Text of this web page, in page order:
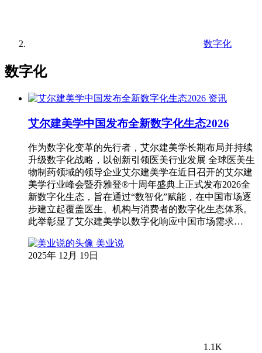
数字化
数字化
资讯
艾尔建美学中国发布全新数字化生态2026
作为数字化变革的先行者，艾尔建美学长期布局并持续
升级数字化战略，以创新引领医美行业发展 ​​全球医美生
物制药领域的领导企业艾尔建美学在近日召开的艾尔建
美学行业峰会暨乔雅登®十周年盛典上正式发布2026全
新数字化生态，旨在通过“数智化”赋能，在中国市场逐
步建立起覆盖医生、机构与消费者的数字化生态体系。
此举彰显了艾尔建美学以数字化响应中国市场需求…
美业说
2025年 12月 19日
1.1K